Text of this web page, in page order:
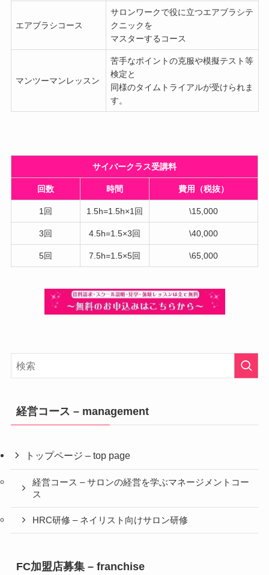
エアブラシコース
サロンワークで役に立つエアブラシテ
クニックを
マスターするコース
マンツーマンレッスン
苦手なポイントの克服や模擬テスト等
検定と
同様のタイムトライアルが受けられま
す。
サイバークラス受講料
回数 時間 費用（税抜）
1回 1.5h=1.5h×1回 \15,000
3回 4.5h=1.5×3回 \40,000
5回 7.5h=1.5×5回 \65,000
経営コース – management
トップページ – top page
経営コース – サロンの経営を学ぶマネージメントコー
ス
HRC研修 – ネイリスト向けサロン研修
FC加盟店募集 – franchise